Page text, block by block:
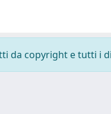
da copyright e tutti i